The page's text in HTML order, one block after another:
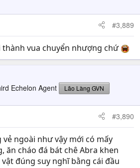
#3,889
vua chuyển nhượng chứ
Echelon Agent Lão Làng GVN
#3,890
ngoài như vậy mới có mấy
ăn cháo đá bát chê Abra khen
đúng suy nghĩ bằng cái đầu